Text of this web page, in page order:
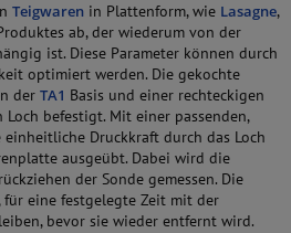
Teigwaren in Plattenform, wie Lasagne,
ab, der wiederum von der
ist. Diese Parameter können durch
optimiert werden. Die gekochte
der TA1 Basis und einer rechteckigen
befestigt. Mit einer passenden,
Druckkraft durch das Loch
ausgeübt. Dabei wird die
der Sonde gemessen. Die
für eine festgelegte Zeit mit der
bevor sie wieder entfernt wird.